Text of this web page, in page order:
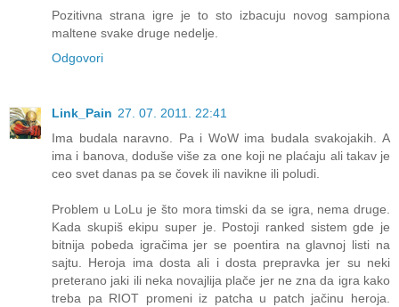
Pozitivna strana igre je to sto izbacuju novog sampiona
maltene svake druge nedelje.
Odgovori
Link_Pain 27. 07. 2011. 22:41
Ima budala naravno. Pa i WoW ima budala svakojakih. A
ima i banova, doduše više za one koji ne plaćaju ali takav je
ceo svet danas pa se čovek ili navikne ili poludi.
Problem u LoLu je što mora timski da se igra, nema druge.
Kada skupiš ekipu super je. Postoji ranked sistem gde je
bitnija pobeda igračima jer se poentira na glavnoj listi na
sajtu. Heroja ima dosta ali i dosta prepravka jer su neki
preterano jaki ili neka novajlija plače jer ne zna da igra kako
treba pa RIOT promeni iz patcha u patch jačinu heroja.